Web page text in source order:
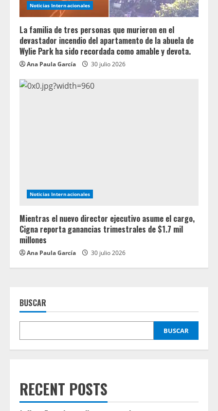
Noticias Internacionales
La familia de tres personas que murieron en el
devastador incendio del apartamento de la abuela de
Wylie Park ha sido recordada como amable y devota.
Ana Paula García 30 julio 2026
Noticias Internacionales
Mientras el nuevo director ejecutivo asume el cargo,
Cigna reporta ganancias trimestrales de $1.7 mil
millones
Ana Paula García 30 julio 2026
BUSCAR
BUSCAR
RECENT POSTS